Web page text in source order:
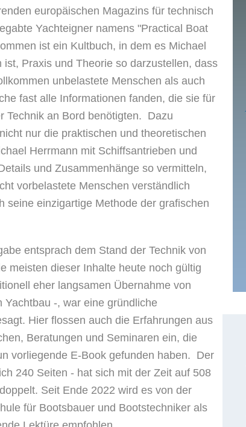
europäischen Magazins für technisch
Yachteigner namens "Practical Boat
ist ein Kultbuch, in dem es Michael
ist, Praxis und Theorie so darzustellen, dass
unbelastete Menschen als auch
fast alle Informationen fanden, die sie für
Technik an Bord benötigten. Dazu
nur die praktischen und theoretischen
Herrmann mit Schiffsantrieben und
und Zusammenhänge so vermitteln,
vorbelastete Menschen verständlich
seine einzigartige Methode der grafischen
entsprach dem Stand der Technik von
meisten dieser Inhalte heute noch gültig
eher langsamen Übernahme von
Yachtbau -, war eine gründliche
Hier flossen auch die Erfahrungen aus
Beratungen und Seminaren ein, die
vorliegende E-Book gefunden haben. Der
240 Seiten - hat sich mit der Zeit auf 508
Seit Ende 2022 wird es von der
für Bootsbauer und Bootstechniker als